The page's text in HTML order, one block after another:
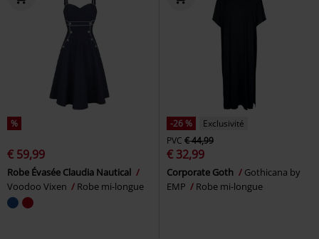
%
€ 59,99
Robe Évasée Claudia Nautical
Voodoo Vixen
Robe mi-longue
-26 %
Exclusivité
PVC € 44,99
€ 32,99
Corporate Goth
Gothicana by
EMP
Robe mi-longue